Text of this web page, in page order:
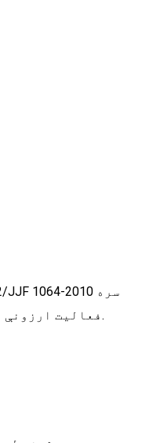
معادل) د CMM فعالیت ارزونې معیار سره سم.